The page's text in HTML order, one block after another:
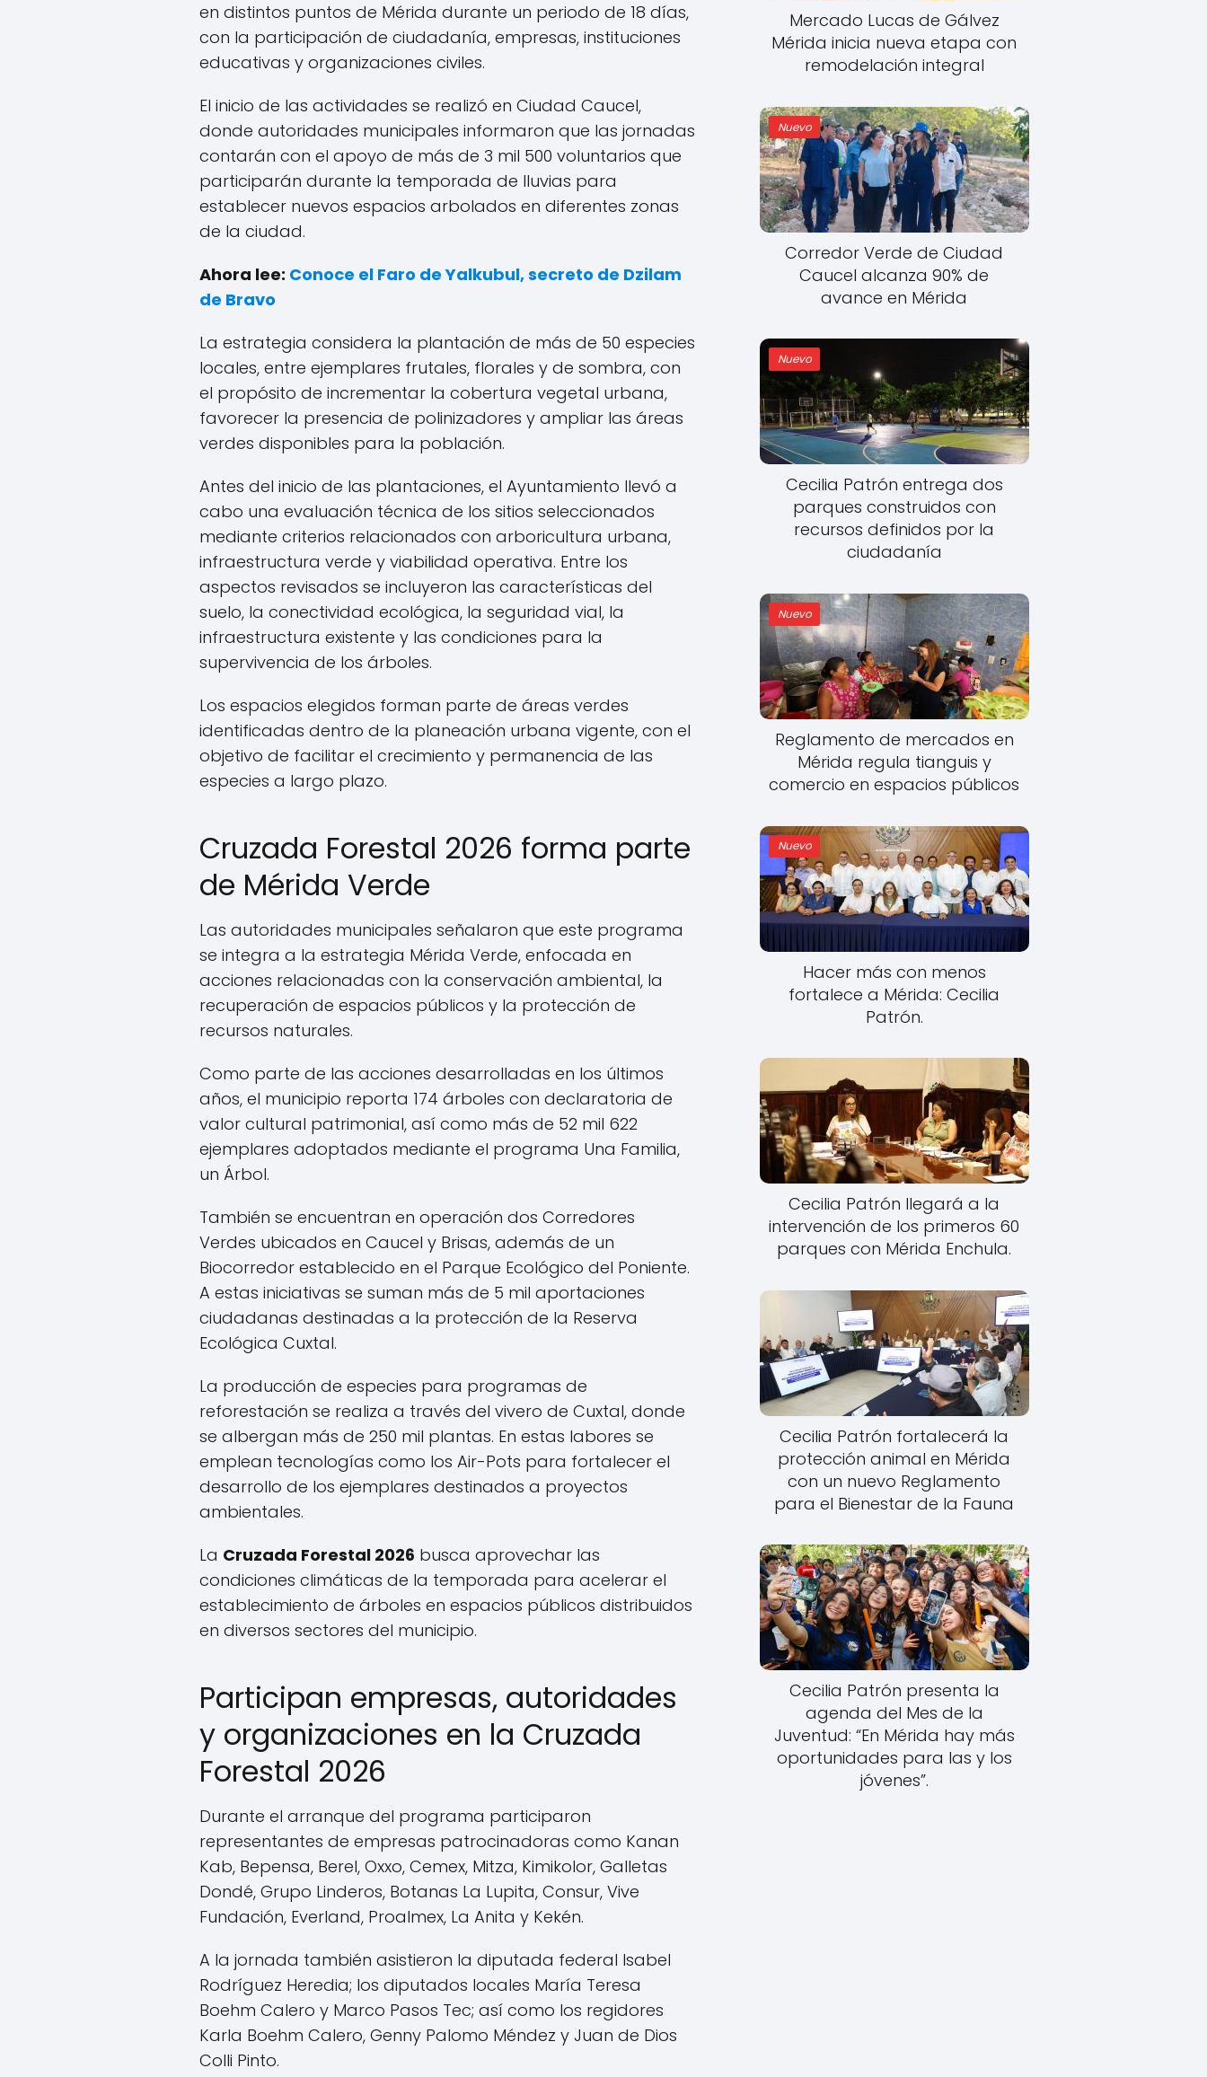
en distintos puntos de Mérida durante un periodo de 18 días,
con la participación de ciudadanía, empresas, instituciones
educativas y organizaciones civiles.
El inicio de las actividades se realizó en Ciudad Caucel,
donde autoridades municipales informaron que las jornadas
contarán con el apoyo de más de 3 mil 500 voluntarios que
participarán durante la temporada de lluvias para
establecer nuevos espacios arbolados en diferentes zonas
de la ciudad.
Ahora lee: Conoce el Faro de Yalkubul, secreto de Dzilam
de Bravo
La estrategia considera la plantación de más de 50 especies
locales, entre ejemplares frutales, florales y de sombra, con
el propósito de incrementar la cobertura vegetal urbana,
favorecer la presencia de polinizadores y ampliar las áreas
verdes disponibles para la población.
Antes del inicio de las plantaciones, el Ayuntamiento llevó a
cabo una evaluación técnica de los sitios seleccionados
mediante criterios relacionados con arboricultura urbana,
infraestructura verde y viabilidad operativa. Entre los
aspectos revisados se incluyeron las características del
suelo, la conectividad ecológica, la seguridad vial, la
infraestructura existente y las condiciones para la
supervivencia de los árboles.
Los espacios elegidos forman parte de áreas verdes
identificadas dentro de la planeación urbana vigente, con el
objetivo de facilitar el crecimiento y permanencia de las
especies a largo plazo.
Cruzada Forestal 2026 forma parte
de Mérida Verde
Las autoridades municipales señalaron que este programa
se integra a la estrategia Mérida Verde, enfocada en
acciones relacionadas con la conservación ambiental, la
recuperación de espacios públicos y la protección de
recursos naturales.
Como parte de las acciones desarrolladas en los últimos
años, el municipio reporta 174 árboles con declaratoria de
valor cultural patrimonial, así como más de 52 mil 622
ejemplares adoptados mediante el programa Una Familia,
un Árbol.
También se encuentran en operación dos Corredores
Verdes ubicados en Caucel y Brisas, además de un
Biocorredor establecido en el Parque Ecológico del Poniente.
A estas iniciativas se suman más de 5 mil aportaciones
ciudadanas destinadas a la protección de la Reserva
Ecológica Cuxtal.
La producción de especies para programas de
reforestación se realiza a través del vivero de Cuxtal, donde
se albergan más de 250 mil plantas. En estas labores se
emplean tecnologías como los Air-Pots para fortalecer el
desarrollo de los ejemplares destinados a proyectos
ambientales.
La Cruzada Forestal 2026 busca aprovechar las
condiciones climáticas de la temporada para acelerar el
establecimiento de árboles en espacios públicos distribuidos
en diversos sectores del municipio.
Participan empresas, autoridades
y organizaciones en la Cruzada
Forestal 2026
Durante el arranque del programa participaron
representantes de empresas patrocinadoras como Kanan
Kab, Bepensa, Berel, Oxxo, Cemex, Mitza, Kimikolor, Galletas
Dondé, Grupo Linderos, Botanas La Lupita, Consur, Vive
Fundación, Everland, Proalmex, La Anita y Kekén.
A la jornada también asistieron la diputada federal Isabel
Rodríguez Heredia; los diputados locales María Teresa
Boehm Calero y Marco Pasos Tec; así como los regidores
Karla Boehm Calero, Genny Palomo Méndez y Juan de Dios
Colli Pinto.
Mercado Lucas de Gálvez
Mérida inicia nueva etapa con
remodelación integral
Nuevo
Corredor Verde de Ciudad
Caucel alcanza 90% de
avance en Mérida
Nuevo
Cecilia Patrón entrega dos
parques construidos con
recursos definidos por la
ciudadanía
Nuevo
Reglamento de mercados en
Mérida regula tianguis y
comercio en espacios públicos
Nuevo
Hacer más con menos
fortalece a Mérida: Cecilia
Patrón.
Cecilia Patrón llegará a la
intervención de los primeros 60
parques con Mérida Enchula.
Cecilia Patrón fortalecerá la
protección animal en Mérida
con un nuevo Reglamento
para el Bienestar de la Fauna
Cecilia Patrón presenta la
agenda del Mes de la
Juventud: “En Mérida hay más
oportunidades para las y los
jóvenes”.